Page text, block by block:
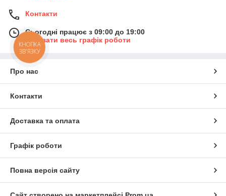
Контакти
Сьогодні працює з 09:00 до 19:00
Показати весь графік роботи
Про нас
Контакти
Доставка та оплата
Графік роботи
Повна версія сайту
КНОПКА
ЗВ'ЯЗКУ